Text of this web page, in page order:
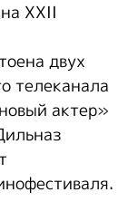
XXII
двух
телеканала
актер»